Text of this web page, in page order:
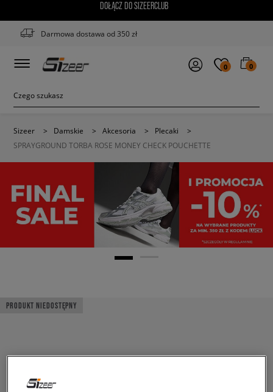
DOŁĄCZ DO SIZEERCLUB
Darmowa dostawa od 350 zł
0 0
Sizeer > Damskie > Akcesoria > Plecaki
>
SPRAYGROUND TORBA ROSE MONEY CHECK POUCHETTE
PRODUKT NIEDOSTĘPNY